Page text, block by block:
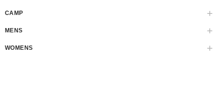
CAMP
MENS
WOMENS